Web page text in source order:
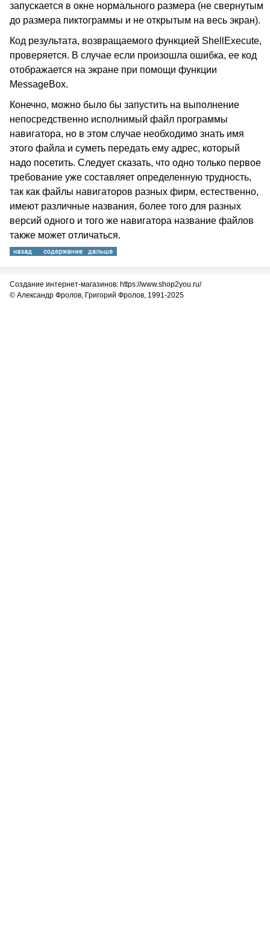
запускается в окне нормального размера (не свернутым
до размера пиктограммы и не открытым на весь экран).
Код результата, возвращаемого функцией ShellExecute,
проверяется. В случае если произошла ошибка, ее код
отображается на экране при помощи функции
MessageBox.
Конечно, можно было бы запустить на выполнение
непосредственно исполнимый файл программы
навигатора, но в этом случае необходимо знать имя
этого файла и суметь передать ему адрес, который
надо посетить. Следует сказать, что одно только первое
требование уже составляет определенную трудность,
так как файлы навигаторов разных фирм, естественно,
имеют различные названия, более того для разных
версий одного и того же навигатора название файлов
также может отличаться.
Создание интернет-магазинов: https://www.shop2you.ru/
© Александр Фролов, Григорий Фролов, 1991-2025